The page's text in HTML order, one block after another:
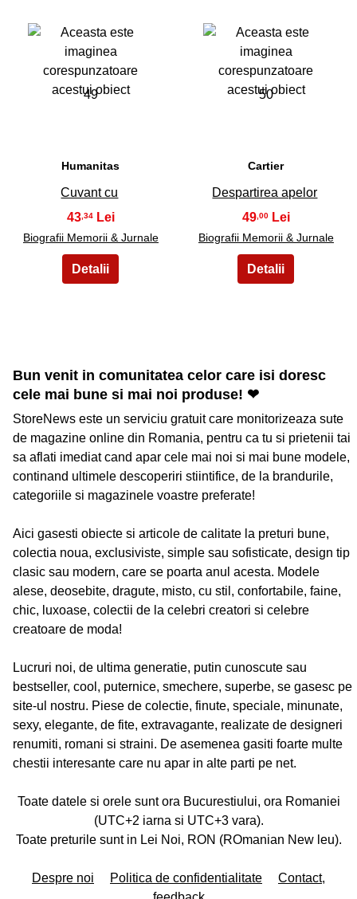
49
Humanitas
Cuvant cu
43 ,34
Biografii Memorii & Jurnale
50
Cartier
Despartirea apelor
49,00
Biografii Memorii & Jurnale
Bun venit in comunitatea celor care isi doresc
cele mai bune si mai noi produse! ❤
StoreNews este un serviciu gratuit care monitorizeaza sute
de magazine online din Romania, pentru ca tu si prietenii tai
sa aflati imediat cand apar cele mai noi si mai bune modele,
continand ultimele descoperiri stiintifice, de la brandurile,
categoriile si magazinele voastre preferate!
Aici gasesti obiecte si articole de calitate la preturi bune,
colectia noua, exclusiviste, simple sau sofisticate, design tip
clasic sau modern, care se poarta anul acesta. Modele
alese, deosebite, dragute, misto, cu stil, confortabile, faine,
chic, luxoase, colectii de la celebri creatori si celebre
creatoare de moda!
Lucruri noi, de ultima generatie, putin cunoscute sau
bestseller, cool, puternice, smechere, superbe, se gasesc pe
site-ul nostru. Piese de colectie, finute, speciale, minunate,
sexy, elegante, de fite, extravagante, realizate de designeri
renumiti, romani si straini. De asemenea gasiti foarte multe
chestii interesante care nu apar in alte parti pe net.
Toate datele si orele sunt ora Bucurestiului, ora Romaniei
(UTC+2 iarna si UTC+3 vara).
Toate preturile sunt in Lei Noi, RON (ROmanian New leu).
Despre noi Politica de confidentialitate
Contact,